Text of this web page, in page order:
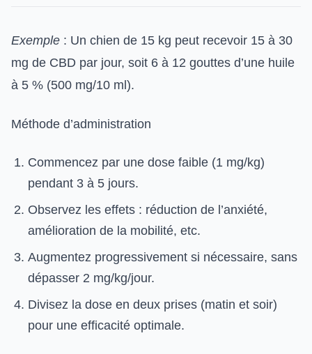
Exemple : Un chien de 15 kg peut recevoir 15 à 30
mg de CBD par jour, soit 6 à 12 gouttes d’une huile
à 5 % (500 mg/10 ml).
Méthode d’administration
Commencez par une dose faible (1 mg/kg)
pendant 3 à 5 jours.
Observez les effets : réduction de l’anxiété,
amélioration de la mobilité, etc.
Augmentez progressivement si nécessaire, sans
dépasser 2 mg/kg/jour.
Divisez la dose en deux prises (matin et soir)
pour une efficacité optimale.